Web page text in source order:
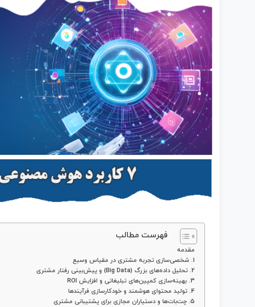
فهرست مطالب
مقدمه
1. شخصی‌سازی تجربه مشتری در مقیاس وسیع
2. تحلیل داده‌های بزرگ (Big Data) و پیش‌بینی رفتار مشتری
3. بهینه‌سازی کمپین‌های تبلیغاتی و افزایش ROI
4. تولید محتوای هوشمند و خودکارسازی فرآیندها
5. چت‌بات‌ها و دستیاران مجازی برای پشتیبانی مشتری